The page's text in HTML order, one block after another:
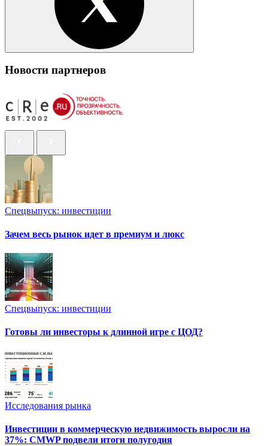
Новости партнеров
Спецвыпуск: инвестиции
Зачем весь рынок идет в премиум и люкс
Спецвыпуск: инвестиции
Готовы ли инвесторы к длинной игре с ЦОД?
Исследования рынка
Инвестиции в коммерческую недвижимость выросли на
37%: CMWP подвели итоги полугодия